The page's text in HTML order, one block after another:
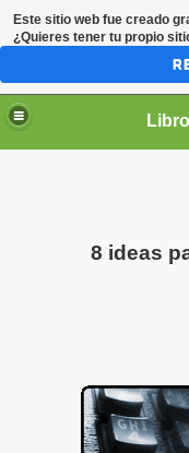
8 ideas
Este sitio web fue creado
¿Quieres tener tu propio